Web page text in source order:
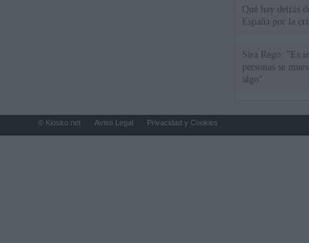
Qué hay detrás
España por la
Sira Rego: "Es
personas se
algo"
© Kiosko.net Aviso Legal Privacidad y Cookies